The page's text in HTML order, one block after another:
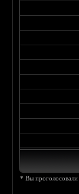
* Вы проголосовали